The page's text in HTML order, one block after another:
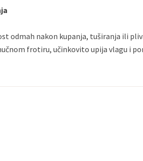
odmah nakon kupanja, tuširanja ili
frotiru, učinkovito upija vlagu i